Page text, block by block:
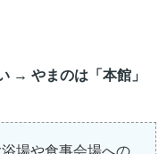
→ やまのは「本館」
場や食事会場への